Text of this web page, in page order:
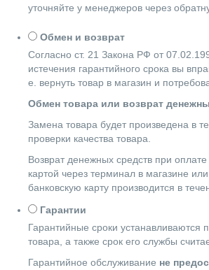
уточняйте у менеджеров через
Обмен и возврат
Согласно ст. 21 Закона РФ от
истечения гарантийного срока вы
е. вернуть товар в магазин и
Обмен товара или возврат
Замена товара будет произведена в
проверки качества товара.
Возврат денежных средств при
картой через терминал в магазине
банковскую карту производится в
Гарантии
Гарантийные сроки устанавливаются
товара, а также срок его службы
Гарантийное обслуживание не